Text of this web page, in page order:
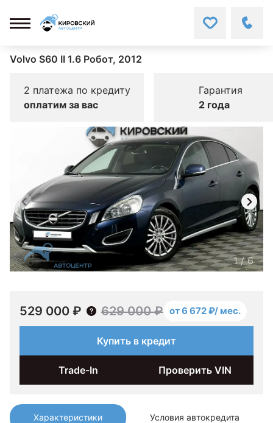
Volvo S60 II 1.6 Робот, 2012
2 платежа по кредиту
оплатим за вас
Гарантия
2 года
Характеристики Условия автокредита
1/6
529 000 ₽ 629 000 ₽ от 6 672 ₽/ мес.
Купить в кредит
Trade-In Проверить VIN